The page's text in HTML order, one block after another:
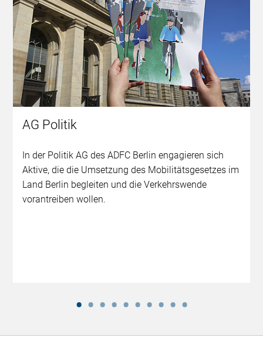
AG Politik
In der Politik AG des ADFC Berlin engagieren sich
Aktive, die die Umsetzung des Mobilitätsgesetzes im
Land Berlin begleiten und die Verkehrswende
vorantreiben wollen.